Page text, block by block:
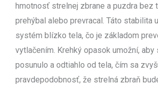
hmotnosť strelnej zbrane a puzdra bez
prehýbal alebo prevracal. Táto stabilita
systém blízko tela, čo je základom
vytlačením. Krehký opasok umožní, aby
posunulo a odtiahlo od tela, čím sa
pravdepodobnosť, že strelná zbraň